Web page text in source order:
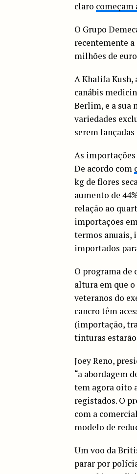
claro começam
O Grupo
recentemente
milhões de
A Khalifa Kush,
canábis
Berlim, e a sua
variedades
serem
As
De acordo com
kg de flores
aumento de
relação ao
importações
termos anuais,
importados
O programa de
altura em que
veteranos do
cancro têm
(importação,
tinturas
Joey Reno,
“a abordagem
tem agora oito
registados. O
com a
modelo de
Um voo da
parar por